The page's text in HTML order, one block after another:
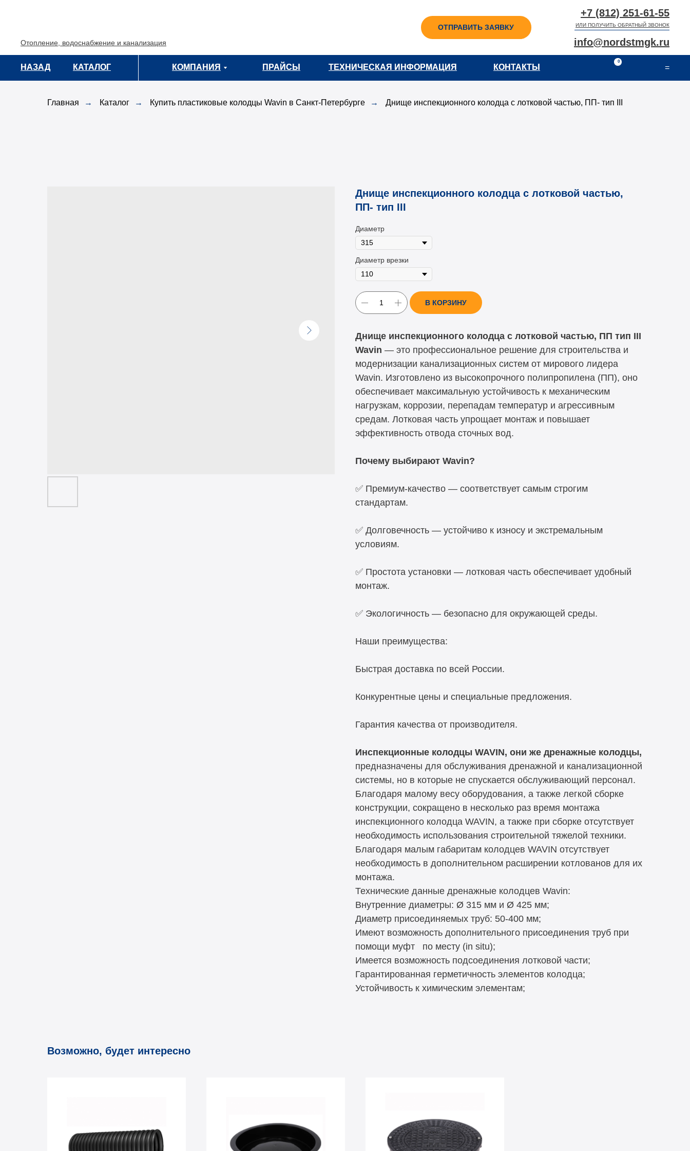
НАЗАД
НАЗАД КАТАЛОГ
КАТАЛОГ КОМПАНИЯ
КОМПАНИЯ ПРАЙСЫ
ПРАЙСЫ =
+7 (812) 251-61-55
info@nordstmgk.ru
ТЕХНИЧЕСКАЯ ИНФОРМАЦИЯ
ТЕХНИЧЕСКАЯ ИНФОРМАЦИЯ КОНТАКТЫ
КОНТАКТЫ
ИЛИ ПОЛУЧИТЬ ОБРАТНЫЙ ЗВОНОК
ОТПРАВИТЬ ЗАЯВКУ
Отопление, водоснабжение и канализация
0
Главная → Каталог → Купить пластиковые колодцы Wavin в Санкт-Петербурге → Днище инспекционного колодца с лотковой частью, ПП- тип III
Днище инспекционного колодца с лотковой частью,
ПП- тип III
Диаметр
Диаметр врезки
В КОРЗИНУ
Днище инспекционного колодца с лотковой частью, ПП тип III
Wavin — это профессиональное решение для строительства и
модернизации канализационных систем от мирового лидера
Wavin. Изготовлено из высокопрочного полипропилена (ПП), оно
обеспечивает максимальную устойчивость к механическим
нагрузкам, коррозии, перепадам температур и агрессивным
средам. Лотковая часть упрощает монтаж и повышает
эффективность отвода сточных вод.
Почему выбирают Wavin?
✅ Премиум-качество — соответствует самым строгим
стандартам.
✅ Долговечность — устойчиво к износу и экстремальным
условиям.
✅ Простота установки — лотковая часть обеспечивает удобный
монтаж.
✅ Экологичность — безопасно для окружающей среды.
Наши преимущества:
Быстрая доставка по всей России.
Конкурентные цены и специальные предложения.
Гарантия качества от производителя.
Инспекционные колодцы WAVIN, они же дренажные колодцы,
предназначены для обслуживания дренажной и канализационной
системы, но в которые не спускается обслуживающий персонал.
Благодаря малому весу оборудования, а также легкой сборке
конструкции, сокращено в несколько раз время монтажа
инспекционного колодца WAVIN, а также при сборке отсутствует
необходимость использования строительной тяжелой техники.
Благодаря малым габаритам колодцев WAVIN отсутствует
необходимость в дополнительном расширении котлованов для их
монтажа.
Технические данные дренажные колодцев Wavin:
Внутренние диаметры: Ø 315 мм и Ø 425 мм;
Диаметр присоединяемых труб: 50-400 мм;
Имеют возможность дополнительного присоединения труб при
помощи муфт по месту (in situ);
Имеется возможность подсоединения лотковой части;
Гарантированная герметичность элементов колодца;
Устойчивость к химическим элементам;
Возможно, будет интересно